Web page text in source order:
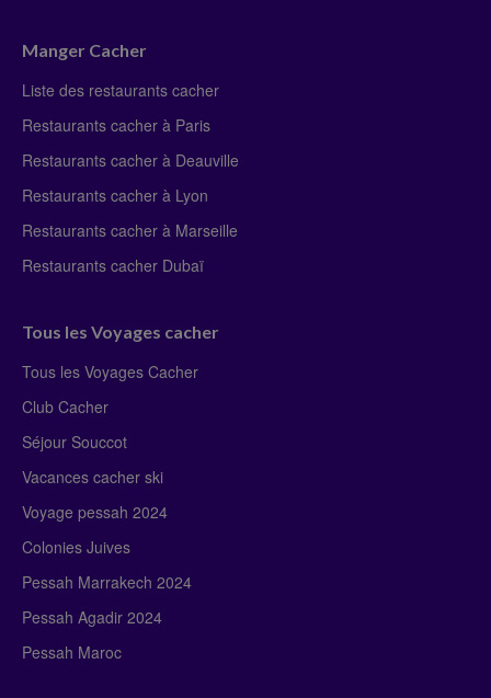
Manger Cacher
Liste des restaurants cacher
Restaurants cacher à Paris
Restaurants cacher à Deauville
Restaurants cacher à Lyon
Restaurants cacher à Marseille
Restaurants cacher Dubaï
Tous les Voyages cacher
Tous les Voyages Cacher
Club Cacher
Séjour Souccot
Vacances cacher ski
Voyage pessah 2024
Colonies Juives
Pessah Marrakech 2024
Pessah Agadir 2024
Pessah Maroc